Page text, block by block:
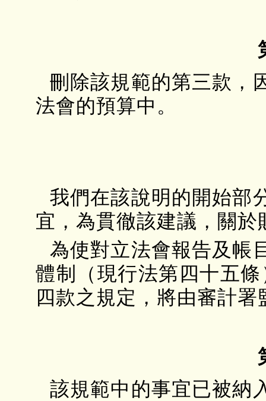
刪除該規範的第三款，
法會的預算中。
我們在該說明的開始部
宜，為貫徹該建議，關
為使對立法會報告及帳
體制（現行法第四十五
四款之規定，將由審計
該規範中的事宜已被納